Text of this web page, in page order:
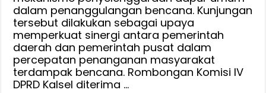
Darurat
Dikeluarkan
Kepala
Daerah
dan
dalam penanggulangan bencana. Kunjungan
tersebut dilakukan sebagai upaya
memperkuat sinergi antara pemerintah
daerah dan pemerintah pusat dalam
percepatan penanganan masyarakat
terdampak bencana. Rombongan Komisi IV
DPRD Kalsel diterima …